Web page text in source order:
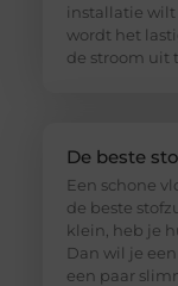
installatie wilt
wordt het
de stroom uit
De beste
Een schone
de beste
klein, heb je
Dan wil je
een paar